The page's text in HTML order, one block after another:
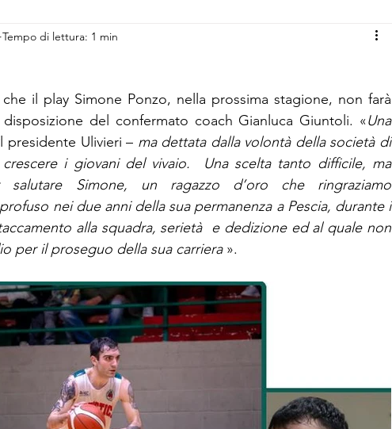
13 Silver Esordienti
Regionale 3 CSI Allievi
Tempo di lettura: 1 min
il play Simone Ponzo, nella prossima stagione, non farà
del confermato coach Gianluca Giuntoli. «Una
Ulivieri – ma dettata dalla volontà della società di
i giovani del vivaio.  Una scelta tanto difficile, ma
Simone, un ragazzo d’oro che ringraziamo
nei due anni della sua permanenza a Pescia, durante i
alla squadra, serietà  e dedizione ed al quale non
per il proseguo della sua carriera ».